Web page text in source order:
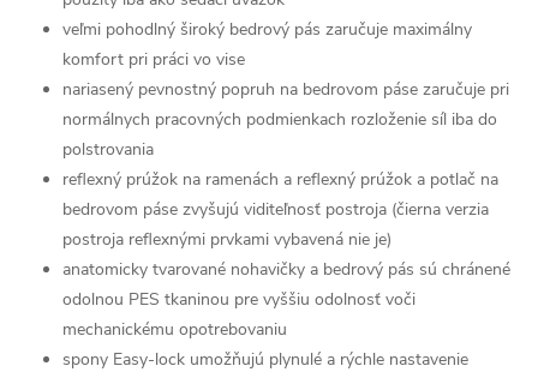
veľmi pohodlný široký bedrový pás zaručuje maximálny
komfort pri práci vo vise
nariasený pevnostný popruh na bedrovom páse zaručuje pri
normálnych pracovných podmienkach rozloženie síl iba do
polstrovania
reflexný prúžok na ramenách a reflexný prúžok a potlač na
bedrovom páse zvyšujú viditeľnosť postroja (čierna verzia
postroja reflexnými prvkami vybavená nie je)
anatomicky tvarované nohavičky a bedrový pás sú chránené
odolnou PES tkaninou pre vyššiu odolnosť voči
mechanickému opotrebovaniu
spony Easy-lock umožňujú plynulé a rýchle nastavenie